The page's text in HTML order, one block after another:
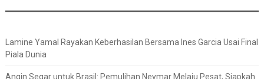
Lamine Yamal Rayakan Keberhasilan Bersama Ines Garcia Usai Final
Piala Dunia
Angin Segar untuk Brasil: Pemulihan Neymar Melaju Pesat, Siapkah